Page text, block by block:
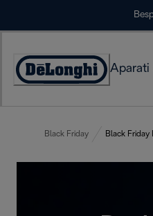
Accessibility
Aparati
Black Friday Black Friday